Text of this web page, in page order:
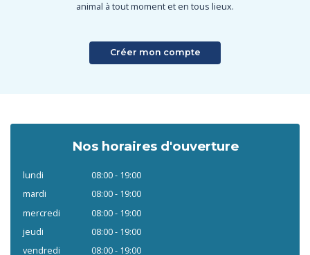
animal à tout moment et en tous lieux.
Créer mon compte
Nos horaires d'ouverture
lundi
08:00 - 19:00
mardi
08:00 - 19:00
mercredi
08:00 - 19:00
jeudi
08:00 - 19:00
vendredi
08:00 - 19:00